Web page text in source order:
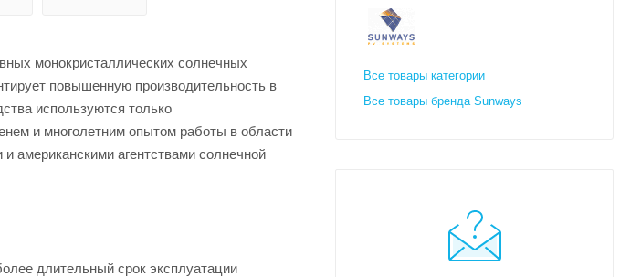
монокристаллических солнечных
повышенную производительность в
используются только
и многолетним опытом работы в области
американскими агентствами солнечной
длительный срок эксплуатации
Все товары категории
Все товары бренда Sunways